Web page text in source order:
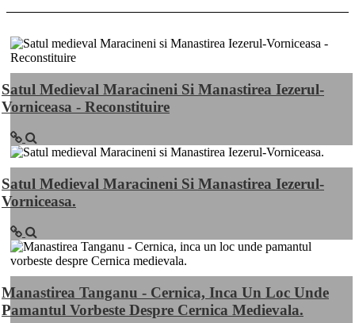
Satul Medieval Maracineni Si Manastirea Iezerul-
Vorniceasa - Reconstituire
Satul Medieval Maracineni Si Manastirea Iezerul-
Vorniceasa.
Manastirea Tanganu - Cernica, Inca Un Loc Unde
Pamantul Vorbeste Despre Cernica Medievala.